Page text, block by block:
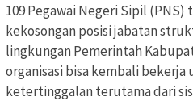
109 Pegawai Negeri Sipil
kekosongan posisi jabatan
lingkungan Pemerintah
organisasi bisa kembali
ketertinggalan terutama dari